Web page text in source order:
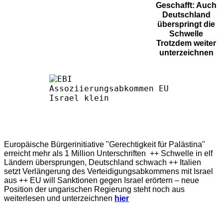
Geschafft: Auch
Deutschland
überspringt die
Schwelle
Trotzdem weiter
unterzeichnen
Europäische Bürgerinitiative "Gerechtigkeit für Palästina"
erreicht mehr als 1 Million Unterschriften ++ Schwelle in elf
Ländern übersprungen, Deutschland schwach ++ Italien
setzt Verlängerung des Verteidigungsabkommens mit Israel
aus ++ EU will Sanktionen gegen Israel erörtern – neue
Position der ungarischen Regierung steht noch aus
weiterlesen und unterzeichnen hier